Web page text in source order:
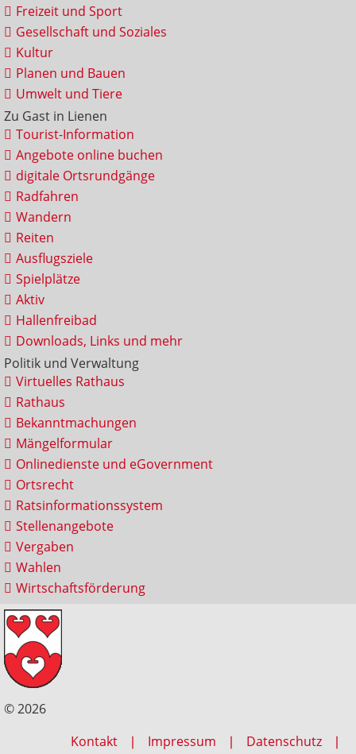
Freizeit und Sport
Gesellschaft und Soziales
Kultur
Planen und Bauen
Umwelt und Tiere
Zu Gast in Lienen
Tourist-Information
Angebote online buchen
digitale Ortsrundgänge
Radfahren
Wandern
Reiten
Ausflugsziele
Spielplätze
Aktiv
Hallenfreibad
Downloads, Links und mehr
Politik und Verwaltung
Virtuelles Rathaus
Rathaus
Bekanntmachungen
Mängelformular
Onlinedienste und eGovernment
Ortsrecht
Ratsinformationssystem
Stellenangebote
Vergaben
Wahlen
Wirtschaftsförderung
© 2026
Kontakt
Impressum Datenschutz